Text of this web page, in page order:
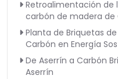
Retroalimentación de
carbón de madera de
Planta de Briquetas
Carbón en Energía
De Aserrín a Carbón
Aserrín